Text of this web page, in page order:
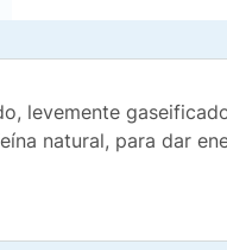
levemente
natural, para dar